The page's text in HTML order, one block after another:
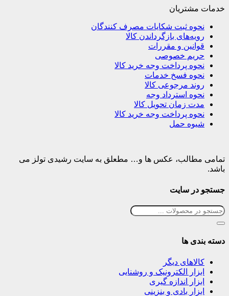
خدمات مشتریان
نحوه ثبت شکایات مصرف کنندگان
رویه‌های بازگرداندن کالا
قوانین و مقررات
حریم خصوصی
نحوه پرداخت وجه خرید کالا
نحوه فسخ خدمات
روند مرجوعی کالا
نحوه استرداد وجه
مدت زمان تحویل کالا
نحوه پرداخت وجه خرید کالا
شیوه حمل
تمامی مطالب، عکس ها و… مطعلق به سایت رشیدی تولز می
باشد.
جستجو در سایت
دسته بندی ها
کالاهای دیگر
ابزار الکترونیک و روشنایی
ابزار اندازه گیری
ابزار بادی و بنزینی